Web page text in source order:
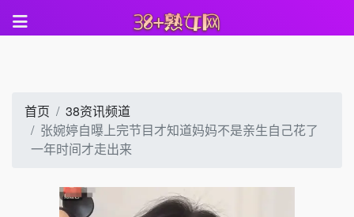
首页
38资讯频道
张婉婷自曝上完节目才知道妈妈不是亲生自己花了
一年时间才走出来